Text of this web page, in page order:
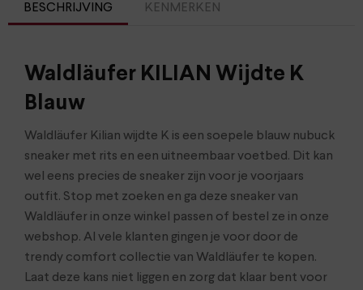
BESCHRIJVING KENMERKEN
Waldläufer KILIAN Wijdte K
Blauw
Waldläufer Kilian wijdte K is een soepele blauw nubuck
sneaker met rits en een uitneembaar voetbed. Dit kan
wel eens precies de sneaker zijn voor je voorjaars
outfit. Stop met zoeken en ga deze sneaker van
Waldläufer in onze winkel passen of bestel ze in onze
webshop. Al vele klanten gingen je voor door de
trendy comfort collectie van Waldläufer te kopen.
Laat deze kans niet liggen en zorg dat klaar bent voor